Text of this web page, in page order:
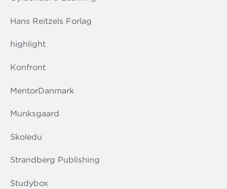
Hans Reitzels Forlag
highlight
Konfront
MentorDanmark
Munksgaard
Skoledu
Strandberg Publishing
Studybox